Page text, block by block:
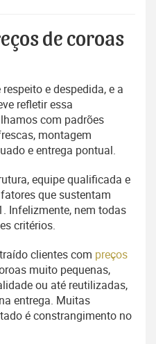
de coroas
e despedida, e a
refletir essa
com padrões
montagem
e entrega pontual.
equipe qualificada e
que sustentam
Infelizmente, nem todas
critérios.
clientes com preços
muito pequenas,
ou até reutilizadas,
entrega. Muitas
é constrangimento no